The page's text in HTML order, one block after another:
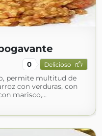
0 Delicioso
permite multitud de
con verduras, con
marisco,…